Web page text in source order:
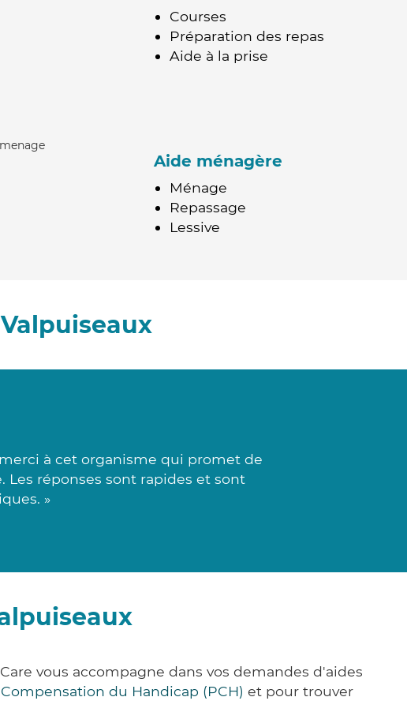
Courses
Préparation des repas
Aide à la prise
Aide ménagère
Ménage
Repassage
Lessive
à cet organisme qui promet de
réponses sont rapides et sont
»
vous accompagne dans vos demandes d'aides
du Handicap (PCH) et pour trouver